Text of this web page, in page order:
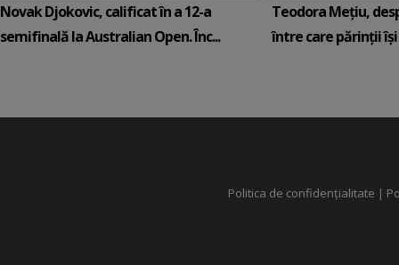
Novak Djokovic, calificat în a 12-a
semifinală la Australian Open. Înc...
Teodora Mețiu,
între care părinții își
Politica de confidențialitate |